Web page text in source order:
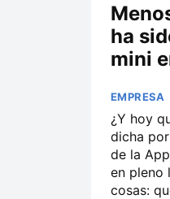
ha
mini
EMPRESA
¿Y hoy
dicha
de la
en pleno
cosas: